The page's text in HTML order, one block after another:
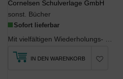
Cornelsen Schulverlage GmbH
sonst. Bücher
Sofort lieferbar
IN DEN WARENKORB